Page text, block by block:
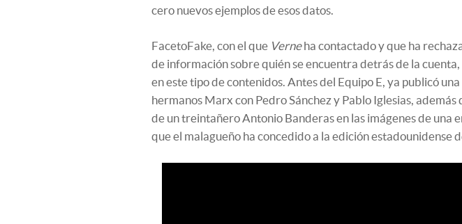
cero nuevos ejemplos de esos datos.
FacetoFake, con el que Verneha contactado y que ha
de información sobre quién se encuentra detrás de la
en este tipo de contenidos. Antes del Equipo E, ya publicó una
hermanos Marx con Pedro Sánchez y Pablo Iglesias,
de un treintañero Antonio Banderas en las imágenes de una
que el malagueño ha concedido a la edición estadounidense